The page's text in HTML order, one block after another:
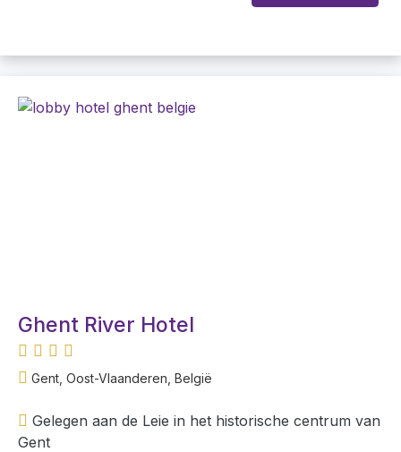
Ghent River Hotel
Gent, Oost-Vlaanderen, België
Gelegen aan de Leie in het historische centrum van
Gent